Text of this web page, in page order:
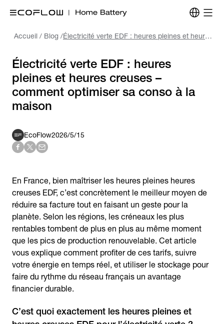
Accueil / Blog / Électricité verte EDF : heures pleines et heures creuses – comment optimiser sa conso à la maison
Électricité verte EDF : heures
pleines et heures creuses –
comment optimiser sa conso à la
maison
EcoFlow2026/5/15
En France, bien maîtriser les heures pleines heures
creuses EDF, c’est concrètement le meilleur moyen de
réduire sa facture tout en faisant un geste pour la
planète. Selon les régions, les créneaux les plus
rentables tombent de plus en plus au même moment
que les pics de production renouvelable. Cet article
vous explique comment profiter de ces tarifs, suivre
votre énergie en temps réel, et utiliser le stockage pour
faire du rythme du réseau français un avantage
financier durable.
C’est quoi exactement les heures pleines et